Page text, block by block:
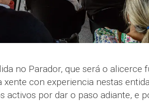
no Parador, que será o alicerce
xente con experiencia nestas
activos por dar o paso adiante, e